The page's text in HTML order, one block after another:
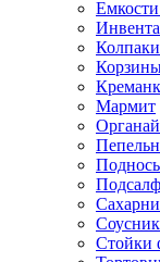
Мармит
Стойки